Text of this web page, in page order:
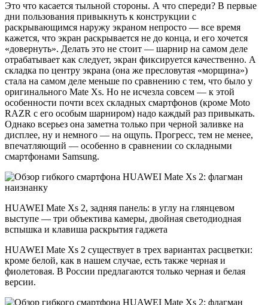
Это что касается тыльной стороны. А что спереди? В первые
дни пользования привыкнуть к конструкции с
раскрывающимся наружу экраном непросто — все время
кажется, что экран раскрывается не до конца, и его хочется
«довернуть». Делать это не стоит — шарнир на самом деле
отрабатывает как следует, экран фиксируется качественно. А
складка по центру экрана (она же пресловутая «морщина»)
стала на самом деле меньше по сравнению с тем, что было у
оригинального Mate Xs. Но не исчезла совсем — к этой
особенности почти всех складных смартфонов (кроме Moto
RAZR с его особым шарниром) надо каждый раз привыкать.
Однако всерьез она заметна только при черной заливке на
дисплее, ну и немного — на ощупь. Прогресс, тем не менее,
впечатляющий — особенно в сравнении со складными
смартфонами Samsung.
HUAWEI Mate Xs 2, задняя панель: в углу на глянцевом
выступе — три объектива камеры, двойная светодиодная
вспышка и клавиша раскрытия гаджета
HUAWEI Mate Xs 2 существует в трех вариантах расцветки:
кроме белой, как в нашем случае, есть также черная и
фиолетовая. В России предлагаются только черная и белая
версии.